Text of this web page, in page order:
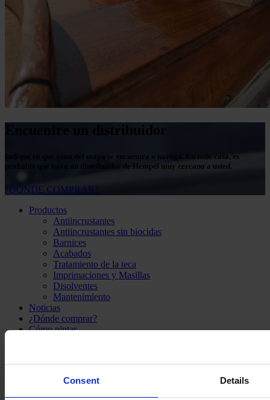
Consent Details
Encuentre un distribuidor
Indique en qué zona del mapa se encuentra o navega. En todo caso, es
probable que haya un distribuidor de Hempel muy cercano a usted.
¿DÓNDE COMPRAR?
Productos
Antiincrustantes
Antiincrustantes sin biocidas
Barnices
Acabados
Tratamiento de la teca
Imprimaciones y Masillas
Disolventes
Mantenimiento
Noticias
¿Dónde comprar?
Cómo pintar
Contacto